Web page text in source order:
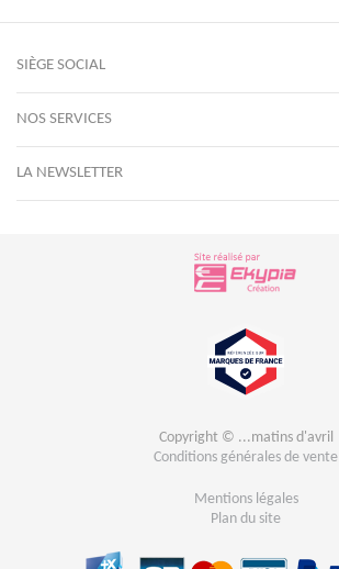
SIÈGE SOCIAL
NOS SERVICES
LA NEWSLETTER
Copyright © ...matins d'avril
Conditions générales de vente
Mentions légales
Plan du site